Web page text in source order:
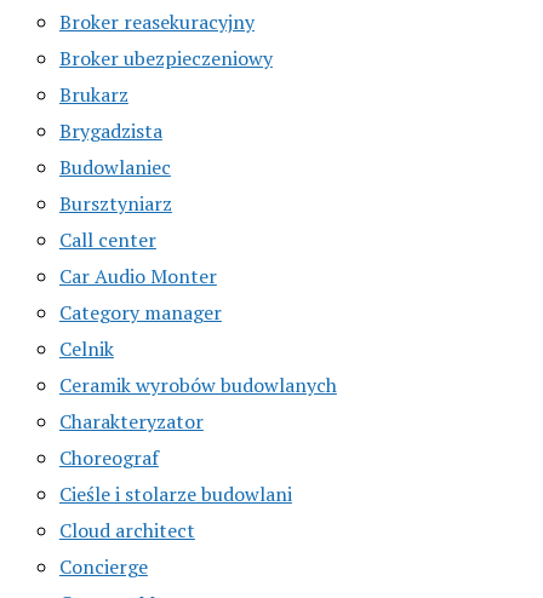
Broker reasekuracyjny
Broker ubezpieczeniowy
Brukarz
Brygadzista
Budowlaniec
Bursztyniarz
Call center
Car Audio Monter
Category manager
Celnik
Ceramik wyrobów budowlanych
Charakteryzator
Choreograf
Cieśle i stolarze budowlani
Cloud architect
Concierge